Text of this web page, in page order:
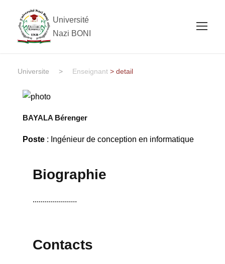
Université
Nazi BONI
Universite > Enseignant > detail
BAYALA Bérenger
Poste: Ingénieur de conception en informatique
Biographie
......................
Contacts